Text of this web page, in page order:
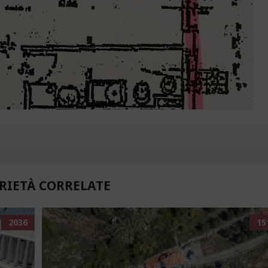
CORRELATE
2036